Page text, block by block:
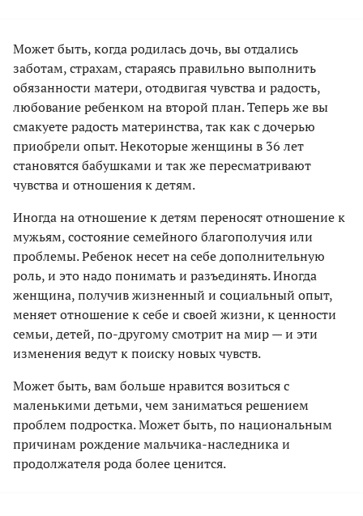
Может быть, когда родилась дочь, вы отдались
заботам, страхам, стараясь правильно выполнить
обязанности матери, отодвигая чувства и радость,
любование ребенком на второй план. Теперь же вы
смакуете радость материнства, так как с дочерью
приобрели опыт. Некоторые женщины в 36 лет
становятся бабушками и так же пересматривают
чувства и отношения к детям.
Иногда на отношение к детям переносят отношение к
мужьям, состояние семейного благополучия или
проблемы. Ребенок несет на себе дополнительную
роль, и это надо понимать и разъединять. Иногда
женщина, получив жизненный и социальный опыт,
меняет отношение к себе и своей жизни, к ценности
семьи, детей, по-другому смотрит на мир — и эти
изменения ведут к поиску новых чувств.
Может быть, вам больше нравится возиться с
маленькими детьми, чем заниматься решением
проблем подростка. Может быть, по национальным
причинам рождение мальчика-наследника и
продолжателя рода более ценится.